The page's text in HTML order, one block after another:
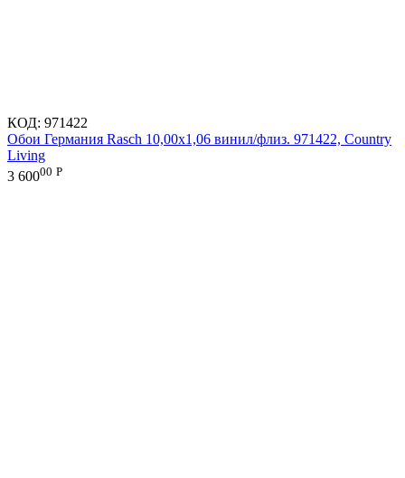
КОД: 971422
Обои Германия Rasch 10,00x1,06 винил/флиз. 971422, Country
Living
3 60000 Р